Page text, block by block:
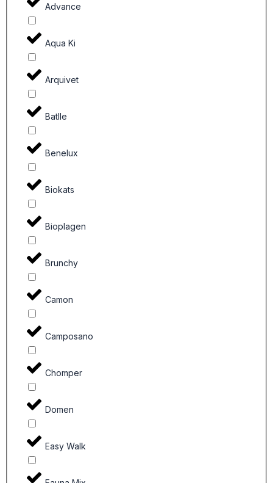
Advance
Aqua Ki
Arquivet
Batlle
Benelux
Biokats
Bioplagen
Brunchy
Camon
Camposano
Chomper
Domen
Easy Walk